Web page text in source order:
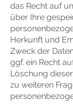
das Recht auf
über Ihre
Herkunft und
Zweck der
ggf. ein Recht
Löschung
zu weiteren